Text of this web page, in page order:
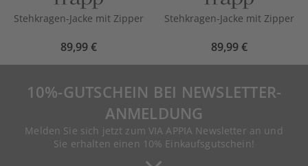
Stehkragen-Jacke mit Zipper
89,99 €
Stehkragen-Jacke mit Zipper
89,99 €
10%-GUTSCHEIN BEI NEWSLETTER-
ANMELDUNG
Melden Sie sich jetzt zum VIA APPIA Newsletter an und
Sie erhalten einen 10% Einkaufsgutschein!